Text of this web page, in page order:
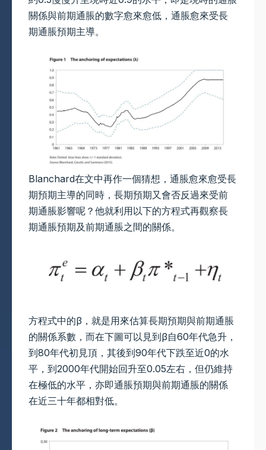
關係與前期通脹的數字愈來愈低，通脹愈來受長
期通脹預期主導。
Blanchard在文中再作一個猜想，通脹愈來愈受長
期預期主導的同時，長期預期又會否反過來受前
期通脹影響呢？他就利用以下的方程式再觀察長
期通脹預期及前期通脹之間的關係。
方程式中的β，就是用來估算長期預期與前期通脹
的關係系數，而在下圖可以見到β自60年代急升，
到80年代初見頂，其後到90年代下跌至近0的水
平，到2000年代開始回升至0.05左右，但仍維持
在極低的水平，亦即通脹預期與前期通脹的關係
在近三十年都相對低。